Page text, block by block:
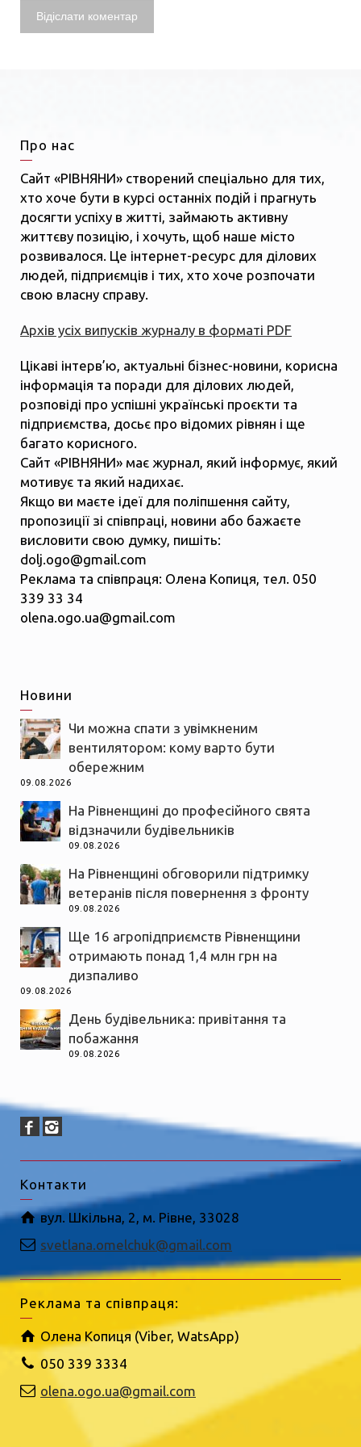
Про нас
Сайт «РІВНЯНИ» створений спеціально для тих,
хто хоче бути в курсі останніх подій і прагнуть
досягти успіху в житті, займають активну
життєву позицію, і хочуть, щоб наше місто
розвивалося. Це інтернет-ресурс для ділових
людей, підприємців і тих, хто хоче розпочати
свою власну справу.
Архів усіх випусків журналу в форматі PDF
Цікаві інтерв’ю, актуальні бізнес-новини, корисна
інформація та поради для ділових людей,
розповіді про успішні українські проєкти та
підприємства, досьє про відомих рівнян і ще
багато корисного.
Сайт «РІВНЯНИ» має журнал, який інформує, який
мотивує та який надихає.
Якщо ви маєте ідеї для поліпшення сайту,
пропозиції зі співпраці, новини або бажаєте
висловити свою думку, пишіть:
dolj.ogo@gmail.com
Реклама та співпраця: Олена Копиця, тел. 050
339 33 34
olena.ogo.ua@gmail.com
Новини
Чи можна спати з увімкненим
вентилятором: кому варто бути
обережним
09.08.2026
На Рівненщині до професійного свята
відзначили будівельників
09.08.2026
На Рівненщині обговорили підтримку
ветеранів після повернення з фронту
09.08.2026
Ще 16 агропідприємств Рівненщини
отримають понад 1,4 млн грн на
дизпаливо
09.08.2026
День будівельника: привітання та
побажання
09.08.2026
Контакти
вул. Шкільна, 2, м. Рівне, 33028
svetlana.omelchuk@gmail.com
Реклама та співпраця:
Олена Копиця (Viber, WatsApp)
050 339 3334
olena.ogo.ua@gmail.com